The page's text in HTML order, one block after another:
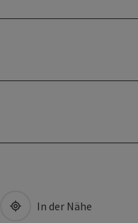
In der Nähe